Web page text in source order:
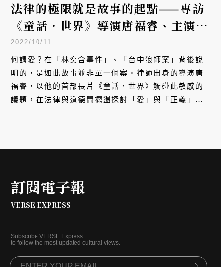
法律的極限就是故事的起點——專訪
《童話．世界》導演唐福睿、主演江
宜蓉
2022/10/11
何謂愛？在「林奕含事件」、「台中狼師案」背後說
明的，是如此故事並非單一個案。律師出身的導演唐
福睿，以他的首部長片《童話．世界》觸碰此敏感的
議題，在法律與道德間擺盪探討「愛」與「正義」模
訂閱電子報
VERSE EXPRESS
Subscribe VERSE Express
to follow the most updated cultural views.